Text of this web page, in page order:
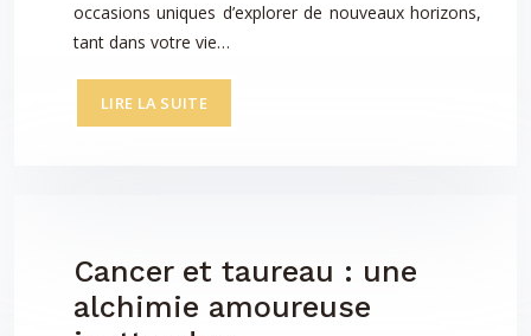
occasions uniques d’explorer de nouveaux horizons,
tant dans votre vie…
LIRE LA SUITE
Cancer et taureau : une
alchimie amoureuse